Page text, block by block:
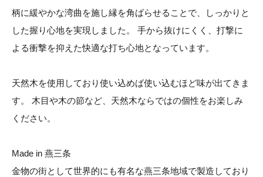
柄に緩やかな湾曲を施し縁を角ばらせることで、しっかりと
した握り心地を実現しました。 手から抜けにくく、打撃に
よる衝撃を抑えた快適な打ち心地となっています。
天然木を使用しており使い込めば使い込むほど味が出てきま
す。 木目や木の節など、天然木ならではの個性をお楽しみ
ください。
Made in 燕三条
金物の街として世界的にも有名な燕三条地域で製造しており